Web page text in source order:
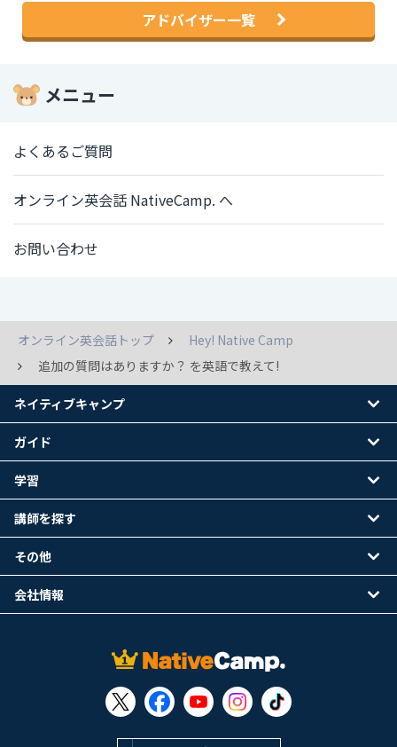
アドバイザー一覧
メニュー
よくあるご質問
オンライン英会話 NativeCamp. へ
お問い合わせ
オンライン英会話トップ
Hey! Native Camp
追加の質問はありますか？ を英語で教えて!
ネイティブキャンプ
ガイド
学習
講師を探す
その他
会社情報